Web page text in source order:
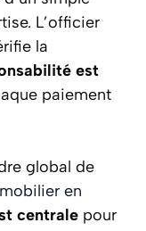
L’officier
la
est
paiement
global de
en
centrale pour